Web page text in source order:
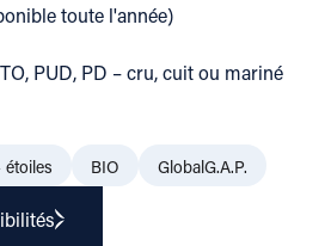
toute l'année)
PUD, PD – cru, cuit ou mariné
étoiles BIO GlobalG.A.P.